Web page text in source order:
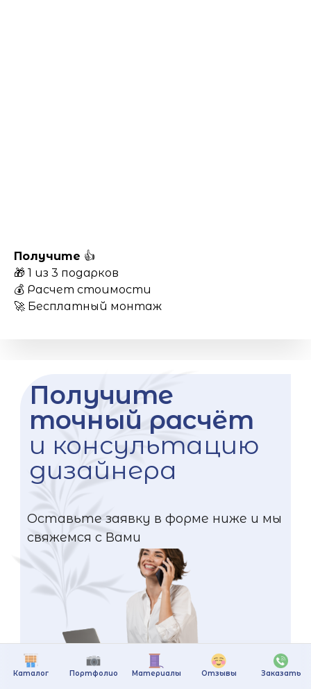
Каталог Портфолио Материалы Отзывы Заказать
Получите 👍
🎁 1 из 3 подарков
💰 Расчет стоимости
🚀 Бесплатный монтаж
Получите
точный расчёт
и консультацию
дизайнера
Оставьте заявку в форме ниже и мы
свяжемся с Вами